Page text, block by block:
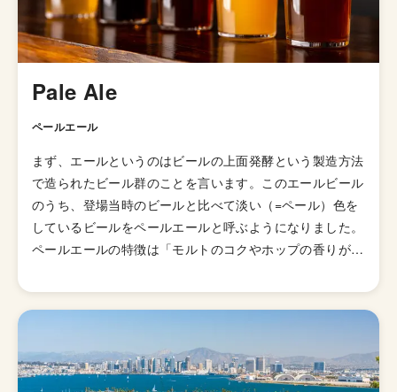
ダペールエールはアンカーブルーイングのアンカーリバテ
ィーエールと並び、アメリカンスタイルの元祖とも言わ
れ、アメリカのクラフトビール市場に革命を起こした銘柄
ティナブルなビジネスの実践に注力しており、シエラネバ
ダは2010年にアメリカの環境保護庁から「グリーンビジ
Pale Ale
ペールエール
まず、エールというのはビールの上面発酵という製造方法
で造られたビール群のことを言います。このエールビール
のうち、登場当時のビールと比べて淡い（=ペール）色を
しているビールをペールエールと呼ぶようになりました。
ペールエールの特徴は「モルトのコクやホップの香りが豊
が山ほどあるのでこれと言った型として説明しずらいスタ
イルになっています。 発祥はイギリスですが、柑橘様の
エール」が発明されてたのきっかけに世界中に広がりまし
た。あまりとりあげられないですが、「イングリッシュ・